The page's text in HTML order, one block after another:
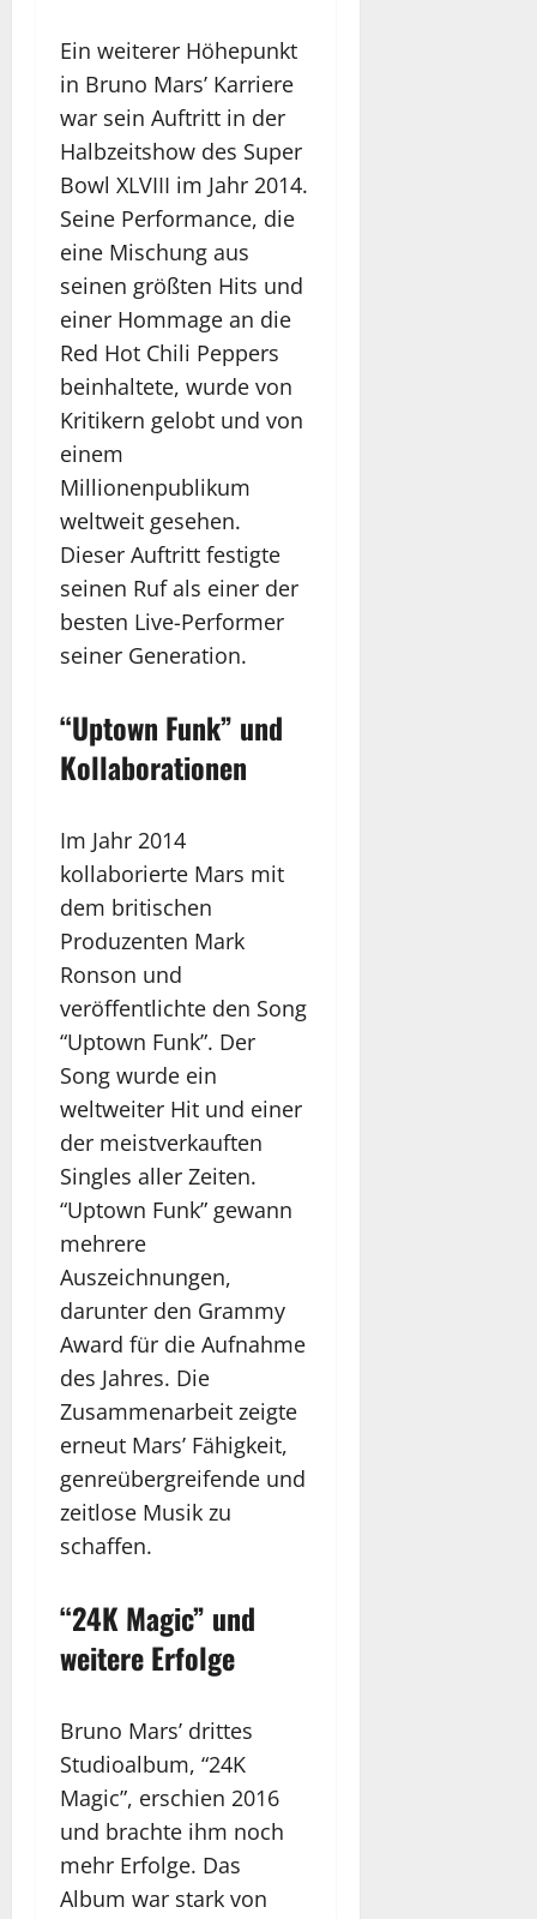
Ein weiterer Höhepunkt
in Bruno Mars’ Karriere
war sein Auftritt in der
Halbzeitshow des Super
Bowl XLVIII im Jahr 2014.
Seine Performance, die
eine Mischung aus
seinen größten Hits und
einer Hommage an die
Red Hot Chili Peppers
beinhaltete, wurde von
Kritikern gelobt und von
einem
Millionenpublikum
weltweit gesehen.
Dieser Auftritt festigte
seinen Ruf als einer der
besten Live-Performer
seiner Generation.
“Uptown Funk” und
Kollaborationen
Im Jahr 2014
kollaborierte Mars mit
dem britischen
Produzenten Mark
Ronson und
veröffentlichte den Song
“Uptown Funk”. Der
Song wurde ein
weltweiter Hit und einer
der meistverkauften
Singles aller Zeiten.
“Uptown Funk” gewann
mehrere
Auszeichnungen,
darunter den Grammy
Award für die Aufnahme
des Jahres. Die
Zusammenarbeit zeigte
erneut Mars’ Fähigkeit,
genreübergreifende und
zeitlose Musik zu
schaffen.
“24K Magic” und
weitere Erfolge
Bruno Mars’ drittes
Studioalbum, “24K
Magic”, erschien 2016
und brachte ihm noch
mehr Erfolge. Das
Album war stark von